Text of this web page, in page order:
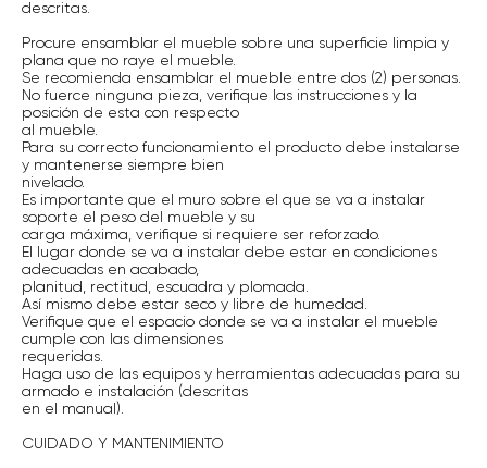
descritas.
Procure ensamblar el mueble sobre una superficie limpia y
plana que no raye el mueble.
Se recomienda ensamblar el mueble entre dos (2) personas.
No fuerce ninguna pieza, verifique las instrucciones y la
posición de esta con respecto
al mueble.
Para su correcto funcionamiento el producto debe instalarse
y mantenerse siempre bien
nivelado.
Es importante que el muro sobre el que se va a instalar
soporte el peso del mueble y su
carga máxima, verifique si requiere ser reforzado.
El lugar donde se va a instalar debe estar en condiciones
adecuadas en acabado,
planitud, rectitud, escuadra y plomada.
Así mismo debe estar seco y libre de humedad.
Verifique que el espacio donde se va a instalar el mueble
cumple con las dimensiones
requeridas.
Haga uso de las equipos y herramientas adecuadas para su
armado e instalación (descritas
en el manual).
CUIDADO Y MANTENIMIENTO